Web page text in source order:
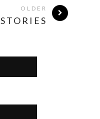
OLDER
STORIES